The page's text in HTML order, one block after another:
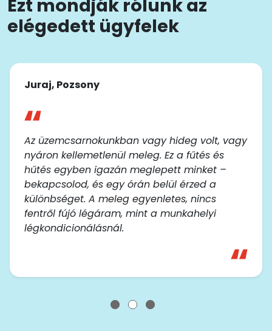
Ezt mondják rólunk az
elégedett ügyfelek
Juraj, Pozsony
Az üzemcsarnokunkban vagy hideg volt, vagy
nyáron kellemetlenül meleg. Ez a fűtés és
hűtés egyben igazán meglepett minket –
bekapcsolod, és egy órán belül érzed a
különbséget. A meleg egyenletes, nincs
fentről fújó légáram, mint a munkahelyi
légkondicionálásnál.